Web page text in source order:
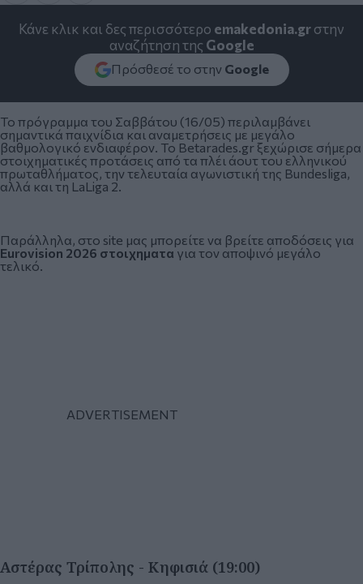
Κάνε κλικ και δες περισσότερο emakedonia.grστην
αναζήτηση της Google
Πρόσθεσέ το στην Google
Το πρόγραμμα του Σαββάτου (16/05) περιλαμβάνει
σημαντικά παιχνίδια και αναμετρήσεις με μεγάλο
βαθμολογικό ενδιαφέρον. Το Betarades.gr ξεχώρισε σήμερα
στοιχηματικές προτάσεις από τα πλέι άουτ του ελληνικού
πρωταθλήματος, την τελευταία αγωνιστική της Bundesliga,
αλλά και τη LaLiga 2.
Παράλληλα, στο site μας μπορείτε να βρείτε αποδόσεις για
Eurovision 2026 στοιχηματαγια τον αποψινό μεγάλο
τελικό.
Αστέρας Τρίπολης - Κηφισιά (19:00)